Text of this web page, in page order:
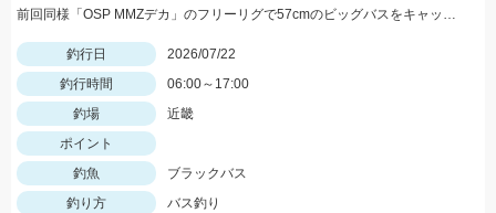
前回同様「OSP MMZデカ」のフリーリグで57cmのビッグバスをキャッチ！熱射病に注意して楽しみましょう！
釣行日
2026/07/22
釣行時間
06:00～17:00
釣場
近畿
ポイント
釣魚
ブラックバス
釣り方
バス釣り